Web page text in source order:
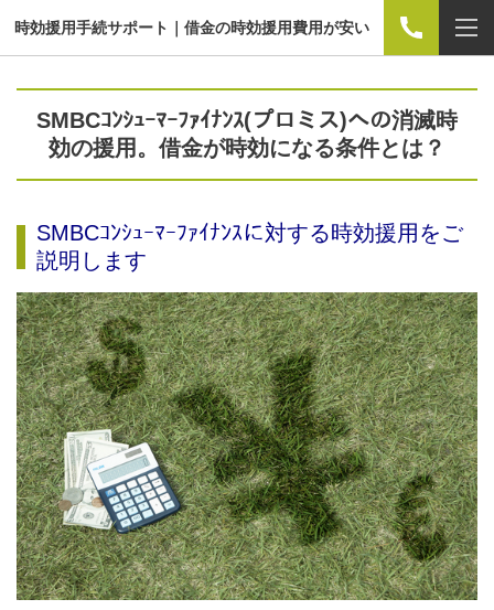
時効援用手続サポート｜借金の時効援用費用が安い
SMBCｺﾝｼｭｰﾏｰﾌｧｲﾅﾝｽ(プロミス)への消滅時
効の援用。借金が時効になる条件とは？
SMBCｺﾝｼｭｰﾏｰﾌｧｲﾅﾝｽに対する時効援用をご
説明します